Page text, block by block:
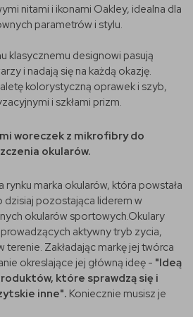
nitami i ikonami Oakley, idealna dla
parametrów i stylu.
klasycznemu designowi pasują
i nadają się na każdą okazję.
kolorystyczną oprawek i szyb,
i szkłami prizm.
woreczek z mikrofibry do
okularów.
rynku marka okularów, która powstała
dzisiaj pozostająca liderem w
okularów sportowych.Okulary
aktywny tryb zycia,
terenie. Zakładając markę jej twórca
okreslające jej główną ideę - "Ideą
które sprawdzą się i
inne". Koniecznie musisz je